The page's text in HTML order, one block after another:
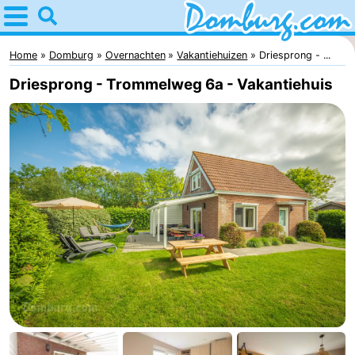
Home
Domburg
Tips
Voor
kinderen
Webcam
Webcam
Webcam
Strand
Overnachten
Appartementen
-
Home Domburg Overnachten Vakantiehuizen Driesprong - ...
Driesprong - Trommelweg 6a - Vakantiehuis